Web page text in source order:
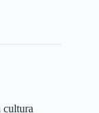
cultura